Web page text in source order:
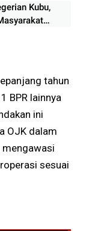
Kubu,
tahun
BPR lainnya
ini
OJK dalam
mengawasi
sesuai